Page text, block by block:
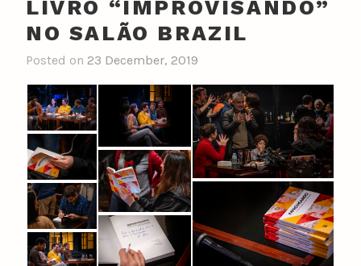
LIVRO “IMPROVISANDO”
NO SALÃO BRAZIL
Posted on 23 December, 2019